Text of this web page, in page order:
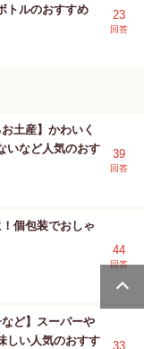
トルのおすすめ
23
回答
土産】かわいく
いなど人気のおす
39
回答
個包装でおしゃ
44
回答
など】スーパーや
しい人気のおすす
33